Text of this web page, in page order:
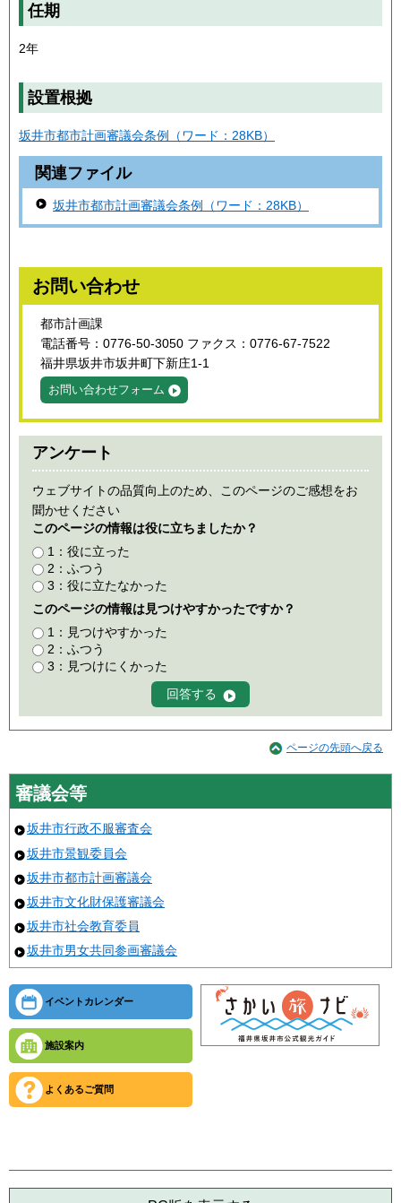
任期
2年
設置根拠
坂井市都市計画審議会条例（ワード：28KB）
関連ファイル
坂井市都市計画審議会条例（ワード：28KB）
お問い合わせ
都市計画課
電話番号：0776-50-3050 ファクス：0776-67-7522
福井県坂井市坂井町下新庄1-1
お問い合わせフォーム
アンケート
ウェブサイトの品質向上のため、このページのご感想をお
聞かせください
このページの情報は役に立ちましたか？
1：役に立った
2：ふつう
3：役に立たなかった
このページの情報は見つけやすかったですか？
1：見つけやすかった
2：ふつう
3：見つけにくかった
ページの先頭へ戻る
審議会等
坂井市行政不服審査会
坂井市景観委員会
坂井市都市計画審議会
坂井市文化財保護審議会
坂井市社会教育委員
坂井市男女共同参画審議会
イベントカレンダー
施設案内
よくあるご質問